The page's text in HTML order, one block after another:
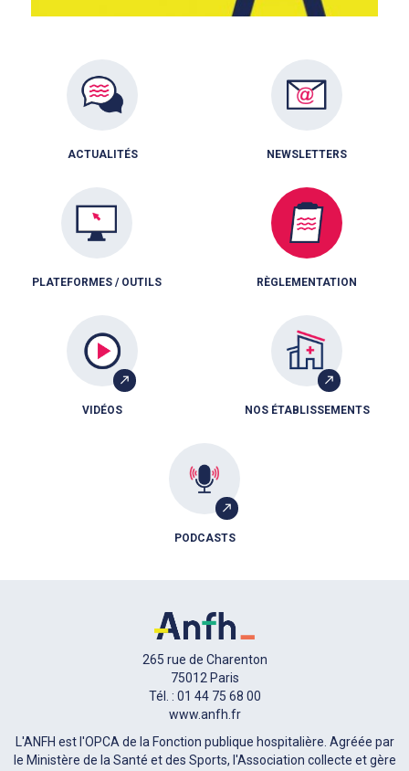
ACTUALITÉS NEWSLETTERS
PLATEFORMES / OUTILS RÈGLEMENTATION
VIDÉOS NOS ÉTABLISSEMENTS
PODCASTS
265 rue de Charenton
75012 Paris
Tél. : 01 44 75 68 00
www.anfh.fr
L'ANFH est l'OPCA de la Fonction publique hospitalière. Agréée par
le Ministère de la Santé et des Sports, l'Association collecte et gère